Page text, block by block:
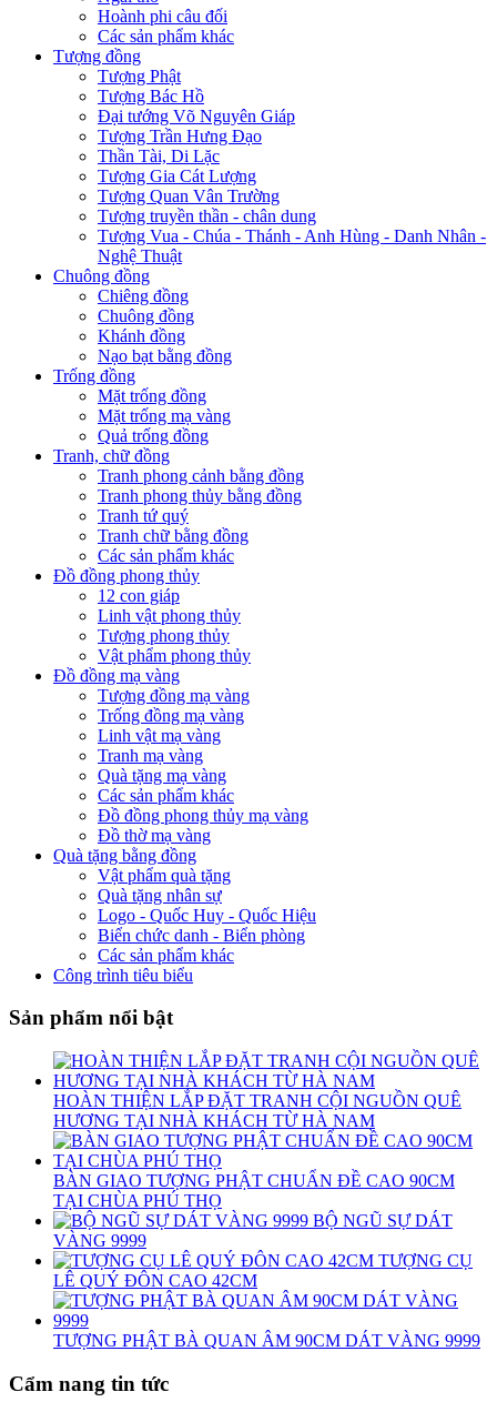
Hoành phi câu đối
Các sản phẩm khác
Tượng đồng
Tượng Phật
Tượng Bác Hồ
Đại tướng Võ Nguyên Giáp
Tượng Trần Hưng Đạo
Thần Tài, Di Lặc
Tượng Gia Cát Lượng
Tượng Quan Vân Trường
Tượng truyền thần - chân dung
Tượng Vua - Chúa - Thánh - Anh Hùng - Danh Nhân -
Nghệ Thuật
Chuông đồng
Chiêng đồng
Chuông đồng
Khánh đồng
Nạo bạt bằng đồng
Trống đồng
Mặt trống đồng
Mặt trống mạ vàng
Quả trống đồng
Tranh, chữ đồng
Tranh phong cảnh bằng đồng
Tranh phong thủy bằng đồng
Tranh tứ quý
Tranh chữ bằng đồng
Các sản phẩm khác
Đồ đồng phong thủy
12 con giáp
Linh vật phong thủy
Tượng phong thủy
Vật phẩm phong thủy
Đồ đồng mạ vàng
Tượng đồng mạ vàng
Trống đồng mạ vàng
Linh vật mạ vàng
Tranh mạ vàng
Quà tặng mạ vàng
Các sản phẩm khác
Đồ đồng phong thủy mạ vàng
Đồ thờ mạ vàng
Quà tặng bằng đồng
Vật phẩm quà tặng
Quà tặng nhân sự
Logo - Quốc Huy - Quốc Hiệu
Biển chức danh - Biển phòng
Các sản phẩm khác
Công trình tiêu biểu
Sản phẩm nổi bật
HOÀN THIỆN LẮP ĐẶT TRANH CỘI NGUỒN QUÊ
HƯƠNG TẠI NHÀ KHÁCH TỪ HÀ NAM
BÀN GIAO TƯỢNG PHẬT CHUẨN ĐỀ CAO 90CM
TẠI CHÙA PHÚ THỌ
BỘ NGŨ SỰ DÁT
VÀNG 9999
TƯỢNG CỤ
LÊ QUÝ ĐÔN CAO 42CM
TƯỢNG PHẬT BÀ QUAN ÂM 90CM DÁT VÀNG 9999
Cẩm nang tin tức